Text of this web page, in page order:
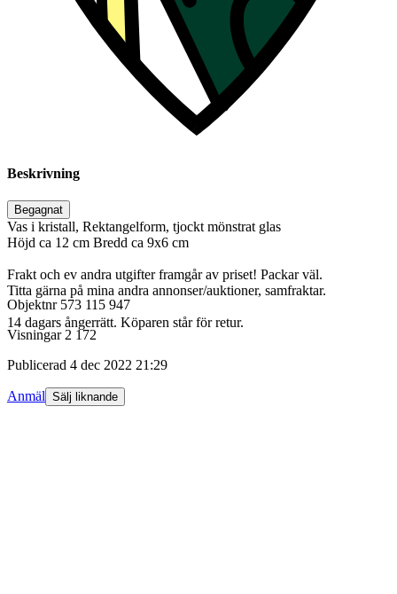
Beskrivning
Begagnat
Vas i kristall, Rektangelform, tjockt mönstrat glas
Höjd ca 12 cm Bredd ca 9x6 cm
Frakt och ev andra utgifter framgår av priset! Packar väl.
Titta gärna på mina andra annonser/auktioner, samfraktar.
14 dagars ångerrätt. Köparen står för retur.
Objektnr 573 115 947
Visningar 2 172
Publicerad 4 dec 2022 21:29
Anmäl Sälj liknande